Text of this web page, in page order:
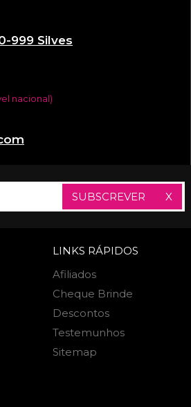
999 Silves
nacional)
SUBSCREVER X
LINKS RÁPIDOS
Afiliados
Cheque Brinde
Descontos
Testemunhos
Sitemap